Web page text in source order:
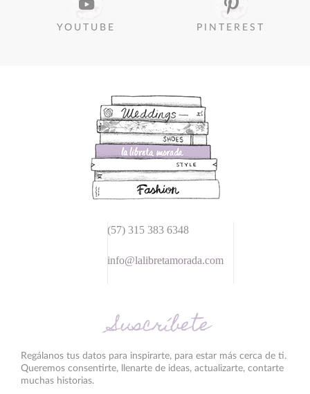
YOUTUBE PINTEREST
(57) 315 383 6348
info@lalibretamorada.com
Suscríbete
Regálanos tus datos para inspirarte, para estar más cerca de ti.
Queremos consentirte, llenarte de ideas, actualizarte, contarte
muchas historias.